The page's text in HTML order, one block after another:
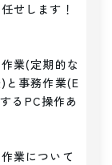
せします！
業(定期的な
と事務作業(E
るPC操作あ
業について